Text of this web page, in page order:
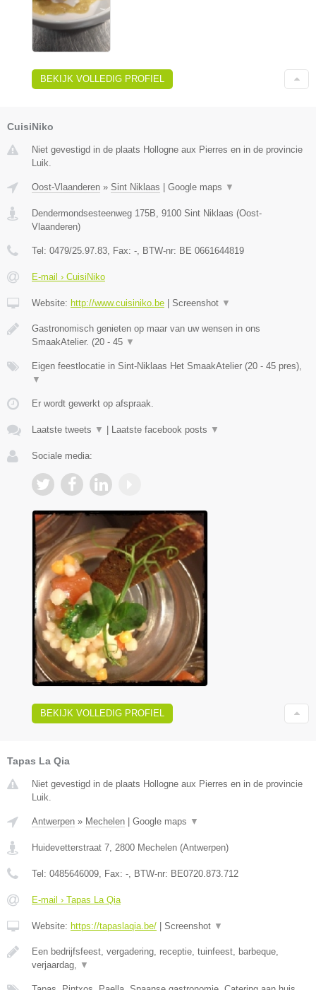
BEKIJK VOLLEDIG PROFIEL
CuisiNiko
Niet gevestigd in de plaats Hollogne aux Pierres en in de provincie
Luik.
Oost-Vlaanderen » Sint Niklaas | Google maps ▼
Dendermondsesteenweg 175B 9100 Sint Niklaas (Oost-
Vlaanderen)
Tel: 0479/25.97.83 , Fax: - , BTW-nr: BE 0661644819
E-mail › CuisiNiko
Website: http://www.cuisiniko.be | Screenshot ▼
Gastronomisch genieten op maar van uw wensen in ons
SmaakAtelier. (20 - 45 ▼
Eigen feestlocatie in Sint-Niklaas Het SmaakAtelier (20 - 45 pres),
▼
Er wordt gewerkt op afspraak.
Laatste tweets ▼ | Laatste facebook posts ▼
Sociale media:
BEKIJK VOLLEDIG PROFIEL
Tapas La Qia
Niet gevestigd in de plaats Hollogne aux Pierres en in de provincie
Luik.
Antwerpen » Mechelen | Google maps ▼
Huidevetterstraat 7 2800 Mechelen (Antwerpen)
Tel: 0485646009 , Fax: - , BTW-nr: BE0720.873.712
E-mail › Tapas La Qia
Website: https://tapaslaqia.be/ | Screenshot ▼
Een bedrijfsfeest, vergadering, receptie, tuinfeest, barbeque,
verjaardag,
▼